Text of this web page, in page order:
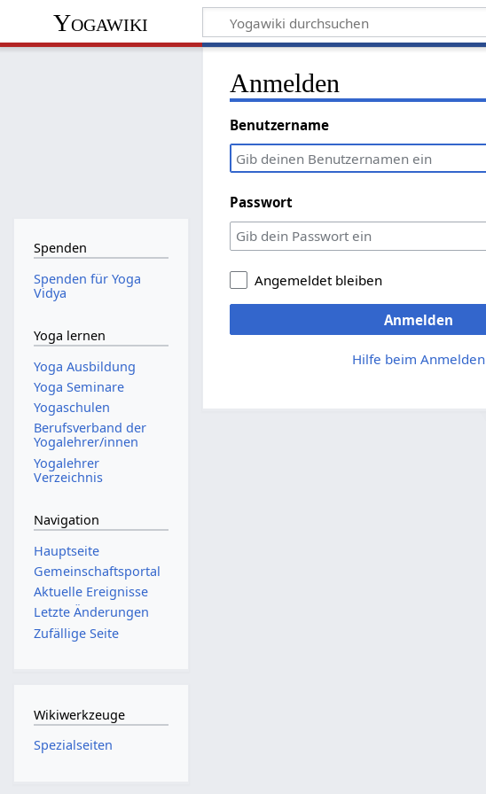
Yogawiki
Anmelden
Benutzername
Passwort
Angemeldet bleiben
Anmelden
Hilfe beim Anmelden
Spenden
Spenden für Yoga
Vidya
Yoga lernen
Yoga Ausbildung
Yoga Seminare
Yogaschulen
Berufsverband der
Yogalehrer/innen
Yogalehrer
Verzeichnis
Navigation
Hauptseite
Gemeinschafts­portal
Aktuelle Ereignisse
Letzte Änderungen
Zufällige Seite
Wikiwerkzeuge
Spezialseiten